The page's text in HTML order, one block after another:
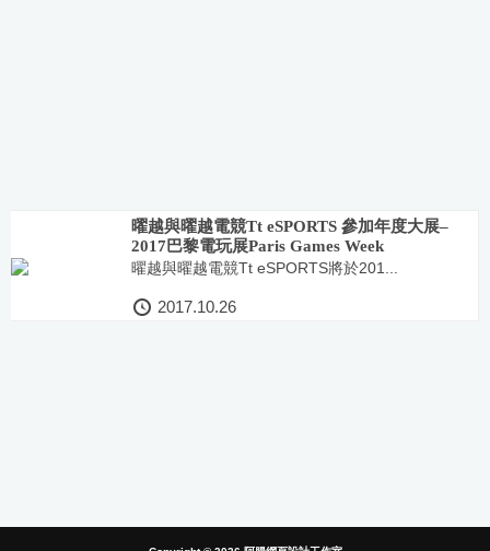
曜越與曜越電競Tt eSPORTS 參加年度大展–
2017巴黎電玩展Paris Games Week
曜越與曜越電競Tt eSPORTS將於201...
2017.10.26